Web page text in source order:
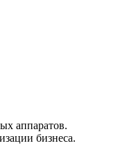
аппаратов.
бизнеса.